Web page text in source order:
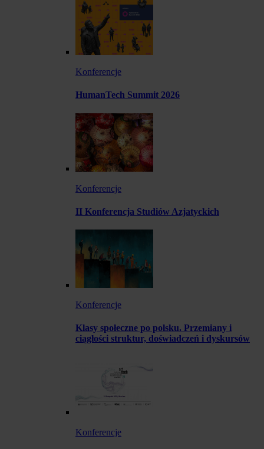
Konferencje
HumanTech Summit 2026
Konferencje
II Konferencja Studiów Azjatyckich
Konferencje
Klasy społeczne po polsku. Przemiany i
ciągłości struktur, doświadczeń i dyskursów
Konferencje